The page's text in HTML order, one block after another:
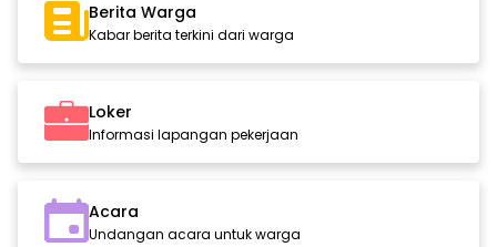
Berita Warga
Kabar berita terkini dari warga
Loker
Informasi lapangan pekerjaan
Acara
Undangan acara untuk warga